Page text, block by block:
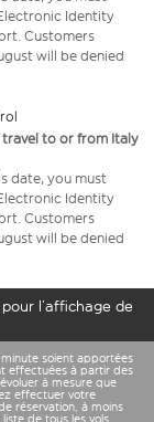
Identity
Customers
will be denied
to or from Italy
date, you must
Identity
Customers
will be denied
l’affichage de
soient apportées
effectuées à partir des
à mesure que
effectuer votre
réservation, à moins